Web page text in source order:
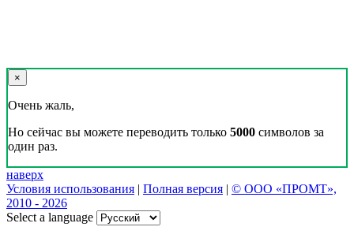
×
Очень жаль,
Но сейчас вы можете переводить только 5000 символов за
один раз.
наверх
Условия использования | Полная версия | © ООО «ПРОМТ»,
2010 - 2026
Select a language